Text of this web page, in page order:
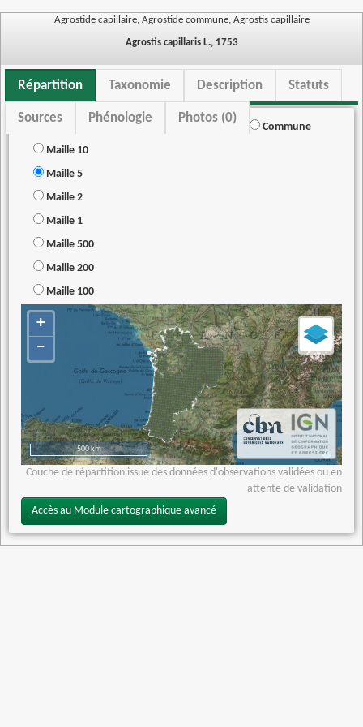
Agrostide capillaire, Agrostide commune, Agrostis capillaire
Agrostis capillaris L., 1753
Répartition Taxonomie Description Statuts
Sources Phénologie Photos (0)
Commune
Maille 10
Maille 5
Maille 2
Maille 1
Maille 500
Maille 200
Maille 100
+
−
500 km
Couche de répartition issue des données d'observations validées ou en
attente de validation
Accès au Module cartographique avancé